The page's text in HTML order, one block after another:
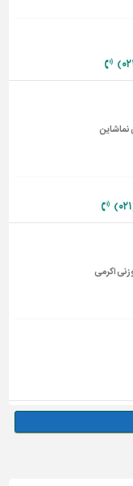
نماشاین
اکرمی